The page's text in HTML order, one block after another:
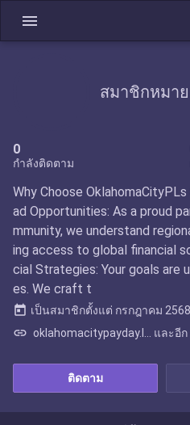
menu
สมาชิกหมาย
0
กำลังติดตาม
ติดตาม
Why Choose
ad Opportunities: As a proud
mmunity, we understand
ing access to global financial
cial Strategies: Your goals are
es. We craft t
today เป็นสมาชิกตั้งแต่ กรกฎาคม 2568
link oklahomacitypayday.l... และอีก